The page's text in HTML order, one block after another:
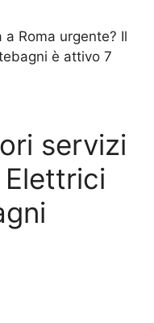
Roma urgente? Il
è attivo 7
servizi